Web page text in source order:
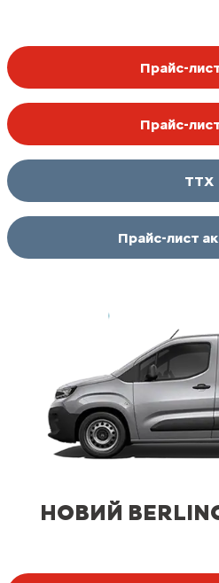
Прайс-
Прайс-
ТТХ
Прайс-лист
НОВИЙ